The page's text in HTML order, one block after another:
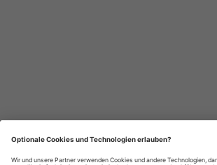
Datenschutzhinweise